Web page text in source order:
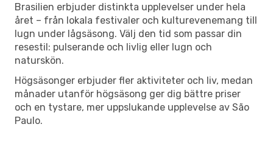
Brasilien erbjuder distinkta upplevelser under hela
året – från lokala festivaler och kulturevenemang till
lugn under lågsäsong. Välj den tid som passar din
resestil: pulserande och livlig eller lugn och
naturskön.
Högsäsonger erbjuder fler aktiviteter och liv, medan
månader utanför högsäsong ger dig bättre priser
och en tystare, mer uppslukande upplevelse av São
Paulo.